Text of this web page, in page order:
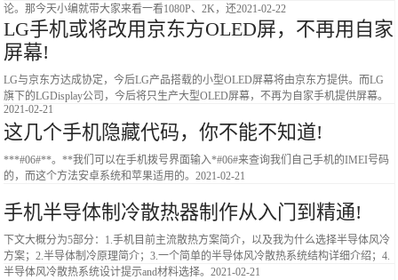
论。那今天小编就带大家来看一看1080P、2K，还2021-02-22
LG手机或将改用京东方OLED屏，不再用自家
屏幕!
LG与京东方达成协定，今后LG产品搭载的小型OLED屏幕将由京东方提供。而LG
旗下的LGDisplay公司，今后将只生产大型OLED屏幕，不再为自家手机提供屏幕。
2021-02-21
这几个手机隐藏代码，你不能不知道!
***#06#**。**我们可以在手机拨号界面输入*#06#来查询我们自己手机的IMEI号码
的，而这个方法安卓系统和苹果适用的。2021-02-21
手机半导体制冷散热器制作从入门到精通!
下文大概分为5部分：1.手机目前主流散热方案简介，以及我为什么选择半导体风冷
方案；2.半导体制冷原理简介；3.一个简单的半导体风冷散热系统结构详细介绍；4.
半导体风冷散热系统设计提示and材料选择。2021-02-21